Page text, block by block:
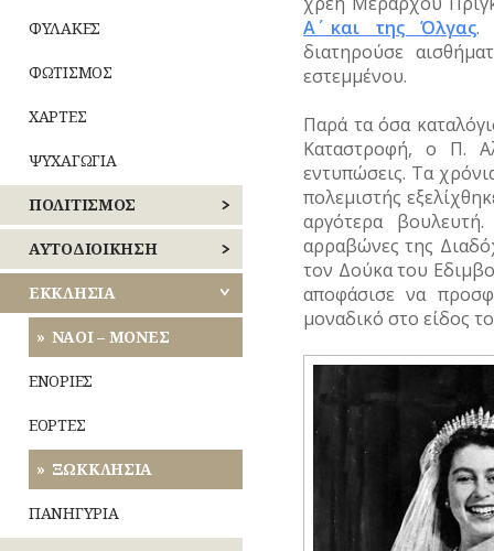
ΦΥΛΑΚΕΣ
ΦΩΤΙΣΜΟΣ
ΧΑΡΤΕΣ
ΨΥΧΑΓΩΓΙΑ
ΠΟΛΙΤΙΣΜΟΣ
ΑΘΛΗΤΙΣΜΟΣ
ΓΛΥΠΤΙΚΗ
ΖΩΓΡΑΦΙΚΗ
ΘΕΑΤΡΟ
ΚΙΝΗΜΑΤΟΓΡΑΦΟΣ
ΚΟΜΙΚΣ
–
ΣΚΙΤΣΑ
ΑΥΤΟΔΙΟΙΚΗΣΗ
ΚΕΝΤΡΙΚΟΣ
ΤΟΜΕΑΣ
ΑΘΗΝΩΝ
ΝΟΤΙΟΣ
ΑΘΗΝΩΝ
ΑΝΑΤΟΛΙΚΗΣ
ΑΤΤΙΚΗΣ
ΔΥΤΙΚΗΣ
ΑΤΤΙΚΗΣ
ΕΚΚΛΗΣΙΑ
ΝΑΟΙ – ΜΟΝΕΣ
ΕΝΟΡΙΕΣ
ΕΟΡΤΕΣ
ΞΩΚΚΛΗΣΙΑ
ΠΑΝΗΓΥΡΙΑ
Α΄ και της Όλγας.
διατηρούσε
εστεμμένου.
Παρά τα όσα
Καταστροφή, ο Π.
εντυπώσεις. Τα
πολεμιστής
αργότερα
αρραβώνες της
τον Δούκα του
αποφάσισε να
μοναδικό στο είδος